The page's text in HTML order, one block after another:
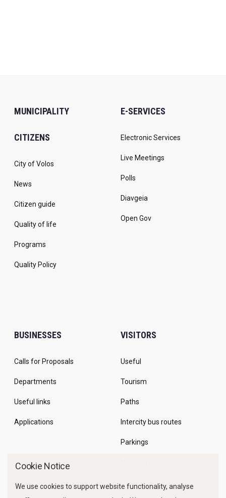
MUNICIPALITY
CITIZENS
City of Volos
News
Citizen guide
Quality of life
Programs
Quality Policy
E-SERVICES
Electronic Services
Live Meetings
Polls
Diavgeia
Open Gov
BUSINESSES
Calls for Proposals
Departments
Useful links
Applications
VISITORS
Useful
Tourism
Paths
Intercity bus routes
Parkings
Cookie Notice
We use cookies to support website functionality, analyse